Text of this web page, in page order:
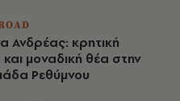
Ανδρέας: κρητική
και μοναδική θέα στην
Ρεθύμνου